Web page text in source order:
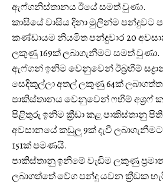
ඇෆ්ගනිස්තානය ඊයේ සමත් වුණා.
කාසියේ වාසිය දිනා මුලින්ම පන්දුවට
කණ්ඩායම නියමිත පන්දුවාර 20
ලකුණු 169ක් ලබාගැනීමට සමත් වුණා.
ඇෆ්ගන් ඉනිම වෙනුවෙන් ඊබ්‍රහීම්
සෙදිකුල්ලා අතල් ලකුණු 64ක්
පාකිස්තානය වෙනුවෙන් ෆහීම් අශ්‍රෆ්
පිළිතුරු ඉනිම ක්‍රීඩා කළ පාකිස්තානු
අවසානයේ කඩුලු 9ක් දැවී
151ක් පමණයි.
පාකිස්තානු ඉනිමේ වැඩිම ලකුණු
ලබාගත්තේ වේග පන්දු යවන ක්‍රීඩක